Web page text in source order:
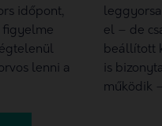
időpont,
figyelme
lenni a
el – de
beállított
is
működik –